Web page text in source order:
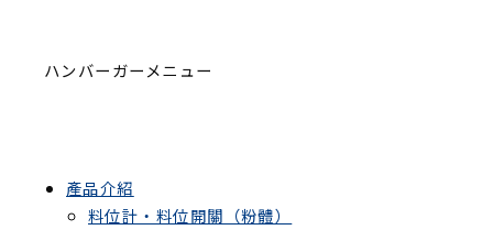
ハンバーガーメニュー
產品介紹
料位計・料位開關（粉體）